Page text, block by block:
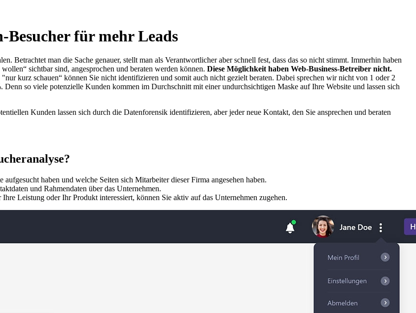
Besucher für mehr Leads
Betrachtet man die Sache genauer, stellt man als Verantwortlicher aber schnell fest, dass das so nicht stimmt. Immerhin haben
wollen“ sichtbar sind, angesprochen und beraten werden können. Diese Möglichkeit haben Web-Business-Betreiber nicht.
kurz schauen“ können Sie nicht identifizieren und somit auch nicht gezielt beraten. Dabei sprechen wir nicht von 1 oder 2
so viele potenzielle Kunden kommen im Durchschnitt mit einer undurchsichtigen Maske auf Ihre Website und lassen sich
Kunden lassen sich durch die Datenforensik identifizieren, aber jeder neue Kontakt, den Sie ansprechen und beraten
haben und welche Seiten sich Mitarbeiter dieser Firma angesehen haben.
und Rahmendaten über das Unternehmen.
Leistung oder Ihr Produkt interessiert, können Sie aktiv auf das Unternehmen zugehen.